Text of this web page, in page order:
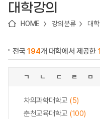
대학강의
HOME 강의분류 대
전국194개 대학에서 제공한
ㄱ ㄴ ㄷ ㄹ ㅁ
차의과학대학교 (5)
춘천교육대학교 (100)